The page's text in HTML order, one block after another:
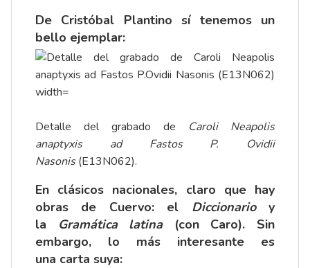
De Cristóbal Plantino sí tenemos un
bello ejemplar:
Detalle del grabado de Caroli Neapolis
anaptyxis ad Fastos P. Ovidii
Nasonis(E13N062).
En clásicos nacionales, claro que hay
obras de Cuervo: el Diccionarioy
la Gramática latina(con Caro). Sin
embargo, lo más interesante es
una carta suya: